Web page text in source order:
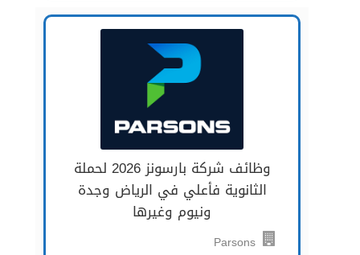
وظائف شركة بارسونز 2026 لحملة
الثانوية فأعلي في الرياض وجدة
ونيوم وغيرها
Parsons